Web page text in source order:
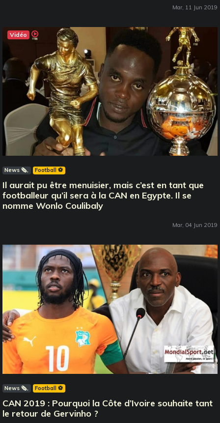
Mar, 11 Jun 2019
Vidéo
News 🗞️ Football ⚽️
Il aurait pu être menuisier, mais c’est en tant que
footballeur qu’il sera à la CAN en Egypte. Il se
nomme Wonlo Coulibaly
Mar, 04 Jun 2019
News 🗞️ Football ⚽️
CAN 2019 : Pourquoi la Côte d’Ivoire souhaite tant
le retour de Gervinho ?